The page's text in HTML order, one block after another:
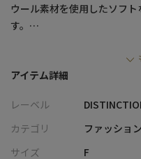
ウール素材を使用したソフ
す。
合わせたことで、味わい深
です。
来て、見た目も機能性も兼ね
ワイン、ブルーともに落ち
アイテム詳細
レーベル
カテゴリ
ファッショ
サイズ
F